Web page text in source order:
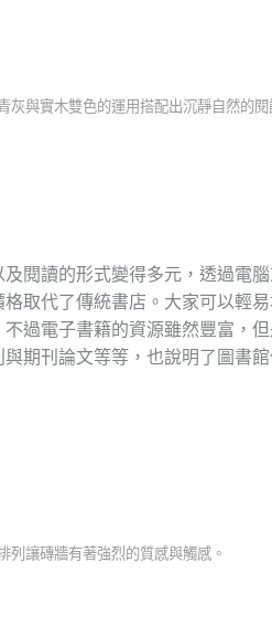
與實木雙色的運用搭配出沉靜自然的閱
閱讀的形式變得多元，透過電
取代了傳統書店。大家可以輕
過電子書籍的資源雖然豐富，
期刊論文等等，也說明了圖書
列讓磚牆有著強烈的質感與觸感。